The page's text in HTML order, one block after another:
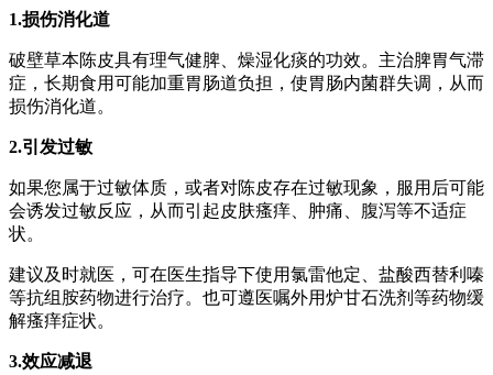
1.损伤消化道
破壁草本陈皮具有理气健脾、燥湿化痰的功效。主治脾胃气滞
症，长期食用可能加重胃肠道负担，使胃肠内菌群失调，从而
损伤消化道。
2.引发过敏
如果您属于过敏体质，或者对陈皮存在过敏现象，服用后可能
会诱发过敏反应，从而引起皮肤瘙痒、肿痛、腹泻等不适症
状。
建议及时就医，可在医生指导下使用氯雷他定、盐酸西替利嗪
等抗组胺药物进行治疗。也可遵医嘱外用炉甘石洗剂等药物缓
解瘙痒症状。
3.效应减退